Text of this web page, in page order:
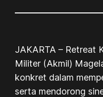
JAKARTA – Retreat
Militer (Akmil)
konkret dalam
serta mendorong